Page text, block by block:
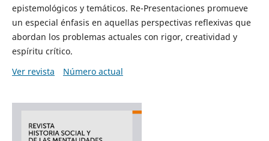
epistemológicos y temáticos. Re-Presentaciones promueve
un especial énfasis en aquellas perspectivas reflexivas que
abordan los problemas actuales con rigor, creatividad y
espíritu crítico.
Ver revista
Número actual